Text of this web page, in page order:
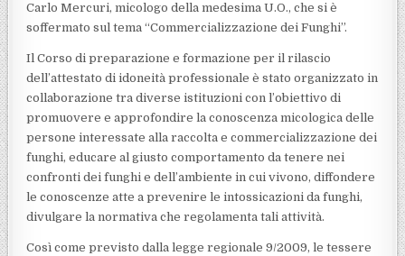
Carlo Mercuri, micologo della medesima U.O., che si è
soffermato sul tema “Commercializzazione dei Funghi”.
Il Corso di preparazione e formazione per il rilascio
dell’attestato di idoneità professionale è stato organizzato in
collaborazione tra diverse istituzioni con l’obiettivo di
promuovere e approfondire la conoscenza micologica delle
persone interessate alla raccolta e commercializzazione dei
funghi, educare al giusto comportamento da tenere nei
confronti dei funghi e dell’ambiente in cui vivono, diffondere
le conoscenze atte a prevenire le intossicazioni da funghi,
divulgare la normativa che regolamenta tali attività.
Così come previsto dalla legge regionale 9/2009, le tessere